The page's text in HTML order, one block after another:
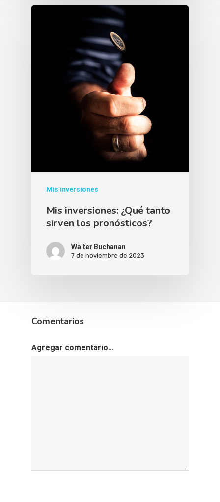
Mis inversiones
Mis inversiones: ¿Qué tanto
sirven los pronósticos?
Walter Buchanan
7 de noviembre de 2023
Comentarios
Agregar comentario...